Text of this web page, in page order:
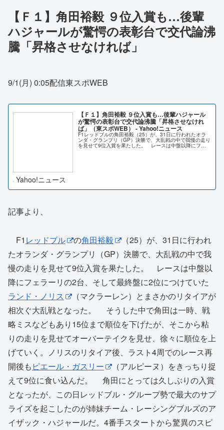
【Ｆ１】角田裕毅 ９位入賞も…後輩
ハジャールが驚愕の表彰台で交代論沸
騰「昇格させなければ」
9/1(月) 0:05配信東スポWEB
【Ｆ１】角田裕毅 ９位入賞も…後輩ハジャール
が驚愕の表彰台で交代論沸騰「昇格させなけれ
ば」（東スポWEB） - Yahoo!ニュース
F1レッドブルの角田裕毅（25）が、31日に行われたオラ
ンダ・グランプリ（GP）決勝で、大乱戦の中で我慢の走り
を見せて9位入賞を果たした。 レースは中盤以降にフェ
ラーリの2台、そして最終盤に2
Yahoo!ニュース
記事より、
F1 レッドブル の角田裕毅
（25）が、31日に行われ
たオランダ・グランプリ（GP）決勝で、大乱戦の中で我
慢の走りを見せて9位入賞を果たした。 レースは中盤以
降にフェラーリの2台、そして最終盤に2位につけていた
ランド・ノリス
（マクラーレン）とまさかのリタイアが
相次ぐ大乱戦となった。 そうした中で角田は一時、戦
略ミスなどもあり15位まで順位を下げたが、そこから粘
りの走りを見せてオーバーテイクを見せ、徐々に順位を上
げていく。ノリスのリタイア後、ラスト4周でのレース再
開後も ピエール・ガスリー
（アルピーヌ）をきっちり捉
えて9位に食い込んだ。 角田にとっては久しぶりの入賞
となったが、この日レッドブル・グループ勢で最大のサプ
ライズを起こしたのが姉妹チーム・レーシングブルズのア
イザック・ハジャールだ。4番手スタートから驚異のスピ